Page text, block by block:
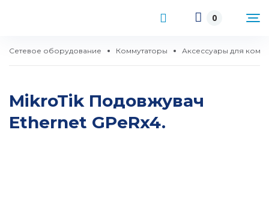
0
Сетевое оборудование Коммутаторы Аксессуары для
MikroTik Подовжувач
Ethernet GPeRx4.